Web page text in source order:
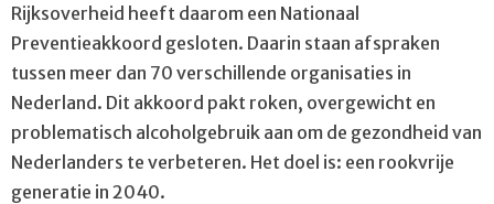
Rijksoverheid heeft daarom een Nationaal
Preventieakkoord gesloten. Daarin staan afspraken
tussen meer dan 70 verschillende organisaties in
Nederland. Dit akkoord pakt roken, overgewicht en
problematisch alcoholgebruik aan om de gezondheid van
Nederlanders te verbeteren. Het doel is: een rookvrije
generatie in 2040.